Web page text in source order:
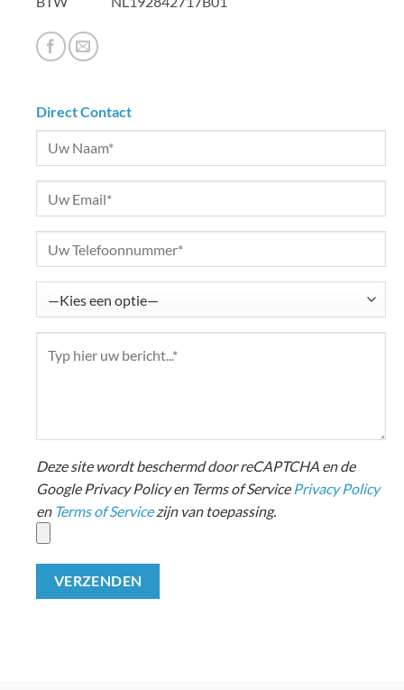
Direct Contact
Deze site wordt beschermd door reCAPTCHA en de
Google Privacy Policy en Terms of Service Privacy Policy
en Terms of Servicezijn van toepassing.